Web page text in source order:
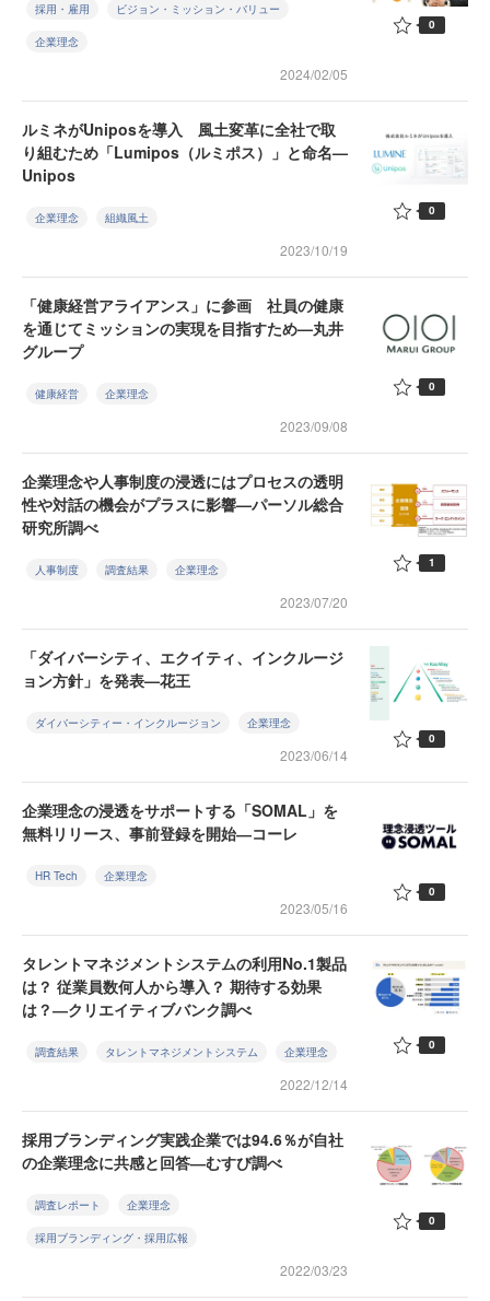
採用・雇用 ビジョン・ミッション・バリュー
企業理念
2024/02/05
0
ルミネがUniposを導入 風土変革に全社で取
り組むため「Lumipos（ルミポス）」と命名—
Unipos
企業理念 組織風土
2023/10/19
0
「健康経営アライアンス」に参画 社員の健康
を通じてミッションの実現を目指すため—丸井
グループ
健康経営 企業理念
2023/09/08
0
企業理念や人事制度の浸透にはプロセスの透明
性や対話の機会がプラスに影響—パーソル総合
研究所調べ
人事制度 調査結果 企業理念
2023/07/20
1
「ダイバーシティ、エクイティ、インクルージ
ョン方針」を発表—花王
ダイバーシティー・インクルージョン 企業理念
2023/06/14
0
企業理念の浸透をサポートする「SOMAL」を
無料リリース、事前登録を開始―コーレ
HR Tech 企業理念
2023/05/16
0
タレントマネジメントシステムの利用No.1製品
は？ 従業員数何人から導入？ 期待する効果
は？―クリエイティブバンク調べ
調査結果 タレントマネジメントシステム 企業理念
2022/12/14
0
採用ブランディング実践企業では94.6％が自社
の企業理念に共感と回答―むすび調べ
調査レポート 企業理念
採用ブランディング・採用広報
2022/03/23
0